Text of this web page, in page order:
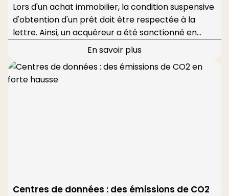
Lors d'un achat immobilier, la condition suspensive
d'obtention d'un prêt doit être respectée à la
lettre. Ainsi, un acquéreur a été sanctionné en
justice pour avoir demandé à sa banque un taux
inférieur à celui mentionné dans la promesse,
faisant échouer la transaction.
En savoir plus
Centres de données : des émissions de CO2